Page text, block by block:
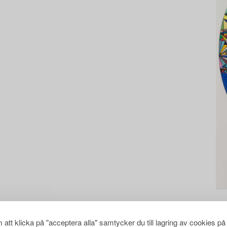
att klicka på "acceptera alla" samtycker du till lagring av cookies